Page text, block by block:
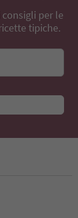
per le
tipiche.